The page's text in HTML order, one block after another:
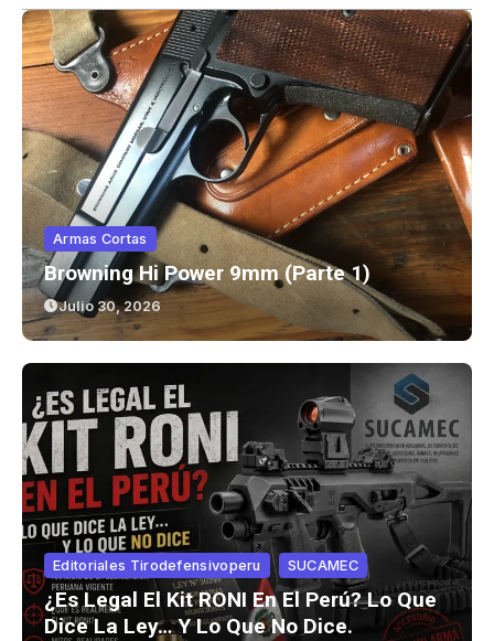
Armas Cortas
Browning Hi Power 9mm (parte 1)
Julio 30, 2026
Editoriales Tirodefensivoperu SUCAMEC
¿Es Legal El Kit RONI En El Perú? Lo Que
Dice La Ley… Y Lo Que No Dice.